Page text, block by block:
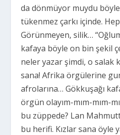
da dönmüyor muydu
tükenmez çarkı içinde.
Görünmeyen, silik…
kafaya böyle on bin şekil
neler yazar şimdi, o salak
sana! Afrika örgülerine
afrolarına… Gökkuşağı
örgün olayım-mım-mım-
bu züppede? Lan
bu herifi. Kızlar sana öyle